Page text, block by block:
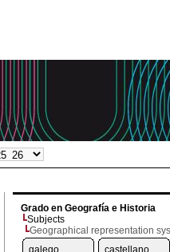
Grado en Geografía e Historia
Subjects
Geographical representation
galego
castellano